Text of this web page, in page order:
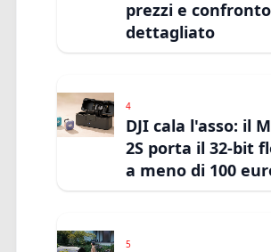
prezzi e
dettagliato
4
DJI cala l'asso: il
2S porta il 32-bit
a meno di 100
5